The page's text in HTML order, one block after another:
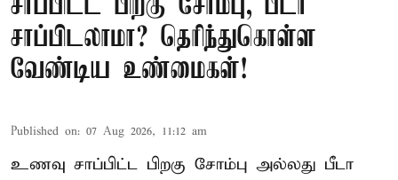
சாப்பிட்ட பிறகு சோம்பு, பீடா
சாப்பிடலாமா? தெரிந்துகொள்ள
வேண்டிய உண்மைகள்!
Published on: 07 Aug 2026, 11:12 am
உணவு சாப்பிட்ட பிறகு சோம்பு அல்லது பீடா